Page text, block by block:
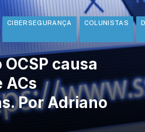
CIBERSEGURANÇA COLUNISTAS
causa
ACs
Por Adriano